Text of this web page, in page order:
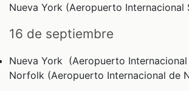
Nueva York (Aeropuerto Internacional
16 de septiembre
Nueva York (Aeropuerto
Norfolk (Aeropuerto Internacional de